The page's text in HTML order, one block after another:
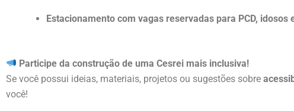
Estacionamento com vagas reservadas para PCD, idosos
Participe da construção de uma Cesrei mais inclusiva!
Se você possui ideias, materiais, projetos ou sugestões sobre
você!